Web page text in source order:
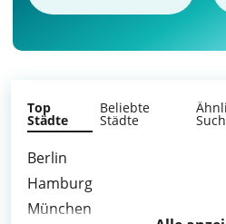
Top
Städte
Beliebte
Städte
Berlin
Hamburg
München